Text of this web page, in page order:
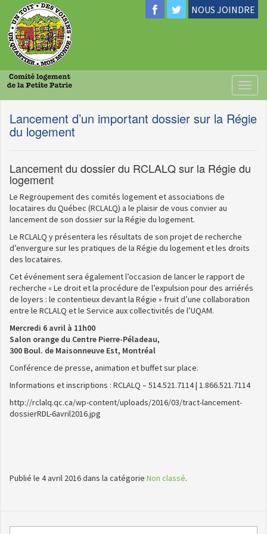
NOUS JOINDRE
Lancement d’un important dossier sur la Régie
du logement
Lancement du dossier du RCLALQ sur la Régie du
logement
Le Regroupement des comités logement et associations de
locataires du Québec (RCLALQ) a le plaisir de vous convier au
lancement de son dossier sur la Régie du logement.
Le RCLALQ y présentera les résultats de son projet de recherche
d’envergure sur les pratiques de la Régie du logement et les droits
des locataires.
Cet événement sera également l’occasion de lancer le rapport de
recherche « Le droit et la procédure de l’expulsion pour des arriérés
de loyers : le contentieux devant la Régie » fruit d’une collaboration
entre le RCLALQ et le Service aux collectivités de l’UQAM.
Mercredi 6 avril à 11h00
Salon orange du Centre Pierre-Péladeau,
300 Boul. de Maisonneuve Est, Montréal
Conférence de presse, animation et buffet sur place.
Informations et inscriptions : RCLALQ – 514.521.7114 | 1.866.521.7114
http://rclalq.qc.ca/wp-content/uploads/2016/03/tract-lancement-
dossierRDL-6avril2016.jpg
Publié le 4 avril 2016 dans la catégorie Non classé.